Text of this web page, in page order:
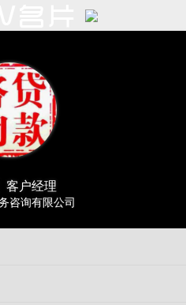
客户经理
咨询有限公司